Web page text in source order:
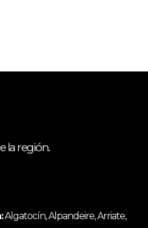
la región.
Algatocín, Alpandeire, Arriate,